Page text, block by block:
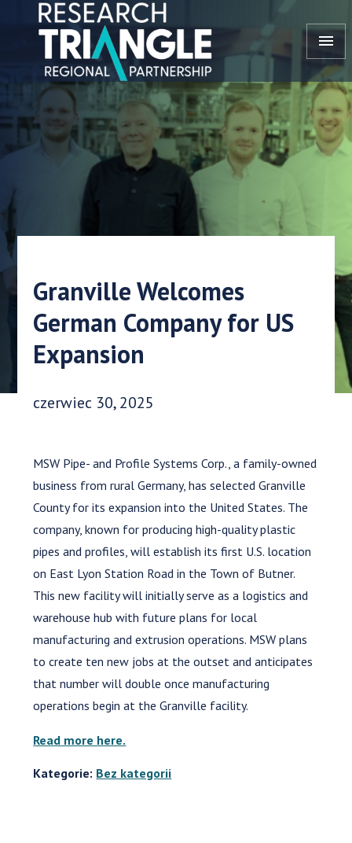
Przejdź do treści
menu
Granville Welcomes
German Company for US
Expansion
Data opublikowania:
czerwiec 30, 2025
MSW Pipe- and Profile Systems Corp., a family-owned
business from rural Germany, has selected Granville
County for its expansion into the United States. The
company, known for producing high-quality plastic
pipes and profiles, will establish its first U.S. location
on East Lyon Station Road in the Town of Butner.
This new facility will initially serve as a logistics and
warehouse hub with future plans for local
manufacturing and extrusion operations. MSW plans
to create ten new jobs at the outset and anticipates
that number will double once manufacturing
operations begin at the Granville facility.
Read more here.
Kategorie: Bez kategorii